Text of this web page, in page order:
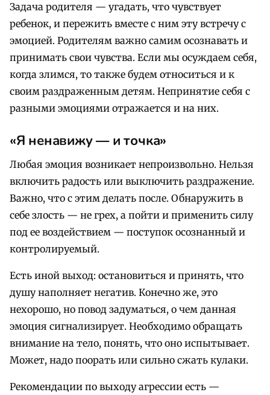
Задача родителя — угадать, что чувствует
ребенок, и пережить вместе с ним эту встречу с
эмоцией. Родителям важно самим осознавать и
принимать свои чувства. Если мы осуждаем себя,
когда злимся, то также будем относиться и к
своим раздраженным детям. Непринятие себя с
разными эмоциями отражается и на них.
«Я ненавижу—и точка»
Любая эмоция возникает непроизвольно. Нельзя
включить радость или выключить раздражение.
Важно, что с этим делать после. Обнаружить в
себе злость — не грех, а пойти и применить силу
под ее воздействием — поступок осознанный и
контролируемый.
Есть иной выход: остановиться и принять, что
душу наполняет негатив. Конечно же, это
нехорошо, но повод задуматься, о чем данная
эмоция сигнализирует. Необходимо обращать
внимание на тело, понять, что оно испытывает.
Может, надо поорать или сильно сжать кулаки.
Рекомендации по выходу агрессии есть —